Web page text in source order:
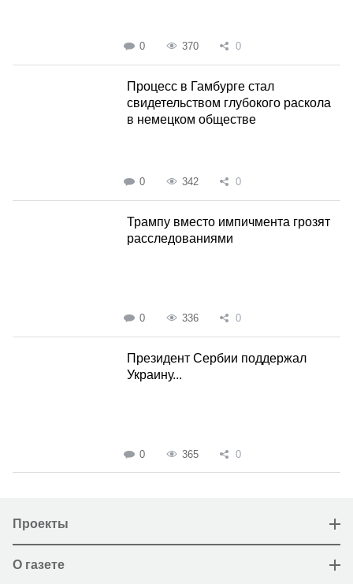
0 370 0
Процесс в Гамбурге стал
свидетельством глубокого раскола
в немецком обществе
0 342 0
Трампу вместо импичмента грозят
расследованиями
0 336 0
Президент Сербии поддержал
Украину...
0 365 0
Проекты
О газете